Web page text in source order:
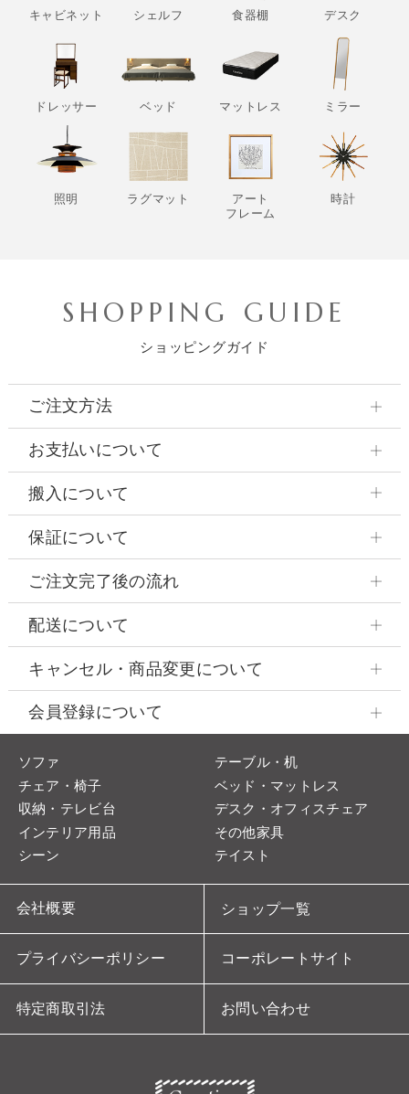
キャビネット シェルフ 食器棚 デスク
ドレッサー ベッド マットレス ミラー
照明 ラグマット
アート
フレーム
時計
SHOPPING GUIDE
ショッピングガイド
ご注文方法
お支払いについて
搬入について
保証について
ご注文完了後の流れ
配送について
キャンセル・商品変更について
会員登録について
会社概要 ショップ一覧
プライバシーポリシー コーポレートサイト
特定商取引法 お問い合わせ
ソファ
テーブル・机
チェア・椅子
ベッド・マットレス
収納・テレビ台
デスク・オフィスチェア
インテリア用品
その他家具
シーン
テイスト